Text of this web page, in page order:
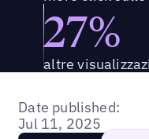
27%
altre
Date published:
Jul 11, 2025